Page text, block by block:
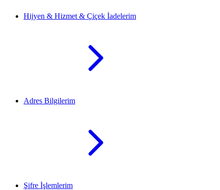
Hijyen & Hizmet & Çiçek İadelerim
Adres Bilgilerim
Şifre İşlemlerim